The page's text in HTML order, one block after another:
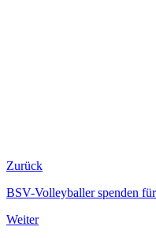
Zurück
BSV-Volleyballer spenden
Weiter